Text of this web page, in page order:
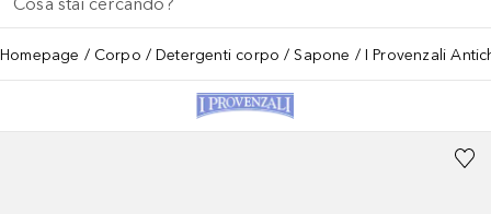
Homepage Corpo Detergenti corpo Sapone I Provenzali